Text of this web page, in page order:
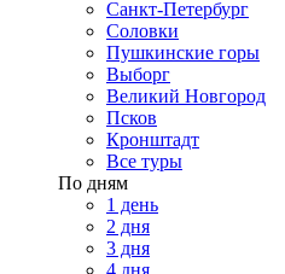
Санкт-Петербург
Соловки
Пушкинские горы
Выборг
Великий Новгород
Псков
Кронштадт
Все туры
По дням
1 день
2 дня
3 дня